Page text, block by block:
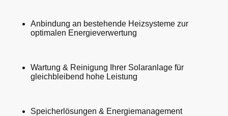
Anbindung an bestehende Heizsysteme zur
optimalen Energieverwertung
Wartung & Reinigung Ihrer Solaranlage für
gleichbleibend hohe Leistung
Speicherlösungen & Energiemanagement